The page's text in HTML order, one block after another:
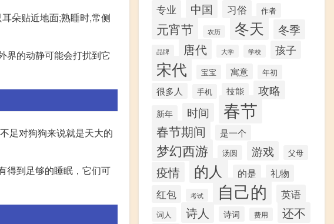
朵贴近地面;熟睡时,常侧
界的动静可能会打扰到它
足对狗狗来说就是天大的
得到足够的睡眠，它们可
专业 中国 习俗 作者
元宵节 农历 冬天 冬季
品牌 唐代 大学 学校 孩子
宋代 宝宝 寓意 年初
很多人 手机 技能 攻略
新年 时间 春节
春节期间 是一个
梦幻西游 汤圆 游戏 父母
疫情 的人 的是 礼物
红包 考试 自己的 英语
词人 诗人 诗词 费用 还不